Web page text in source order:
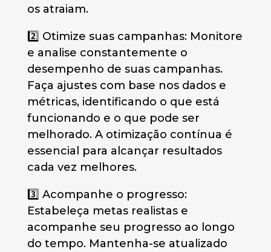
os atraiam.
2️⃣ Otimize suas campanhas: Monitore
e analise constantemente o
desempenho de suas campanhas.
Faça ajustes com base nos dados e
métricas, identificando o que está
funcionando e o que pode ser
melhorado. A otimização contínua é
essencial para alcançar resultados
cada vez melhores.
3️⃣ Acompanhe o progresso:
Estabeleça metas realistas e
acompanhe seu progresso ao longo
do tempo. Mantenha-se atualizado